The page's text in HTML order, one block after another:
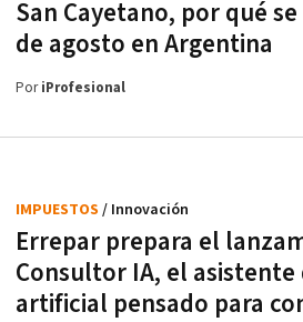
San Cayetano, por qué
de agosto en Argentina
PoriProfesional
Errepar prepara el
Consultor IA, el
artificial pensado para
IMPUESTOS / Innovación